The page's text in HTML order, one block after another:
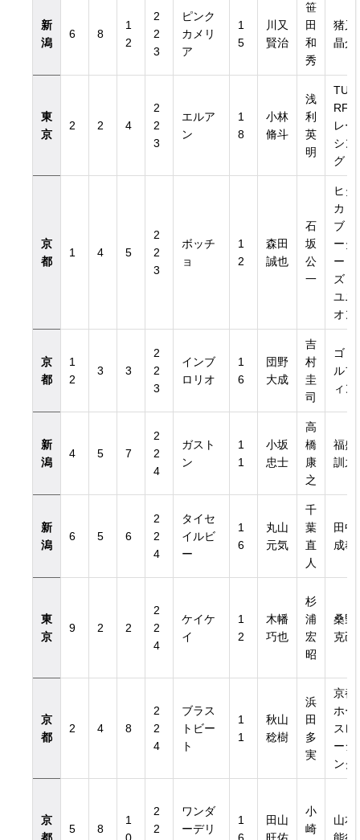
新
潟
6 8
1
2
2
2
3
ピンク
カメリ
ア
1
5
川又
賢治
笹
田
和
秀
猪又
晶介
東
京
2 2 4
2
2
3
エルア
ン
1
8
小林
脩斗
浅
利
英
明
TU
RF
レー
シン
グ
京
都
1 4 5
2
2
3
ボッチ
ョ
1
2
森田
誠也
石
坂
公
一
ヒダ
カ・
ブリ
ーダ
ー
ズ・
ユニ
オン
京
都
1
2
3 3
2
2
3
インブ
ロリオ
1
6
団野
大成
吉
村
圭
司
ゴド
ルフ
ィン
新
潟
4 5 7
2
2
4
ガスト
ン
1
1
小坂
忠士
高
橋
康
之
福盛
訓之
新
潟
6 5 6
2
2
4
タイセ
イルビ
ー
1
6
丸山
元気
千
葉
直
人
田中
成奉
東
京
9 2 2
2
2
4
ケイケ
イ
1
2
木幡
巧也
杉
浦
宏
昭
桑野
克己
京
都
2 4 8
2
2
4
ブラス
トビー
ト
1
1
秋山
稔樹
浜
田
多
実
京都
ホー
スレ
ーシ
ング
京
5 8
1
2
2
ワンダ
ーデリ
1
田山
小
崎
山本